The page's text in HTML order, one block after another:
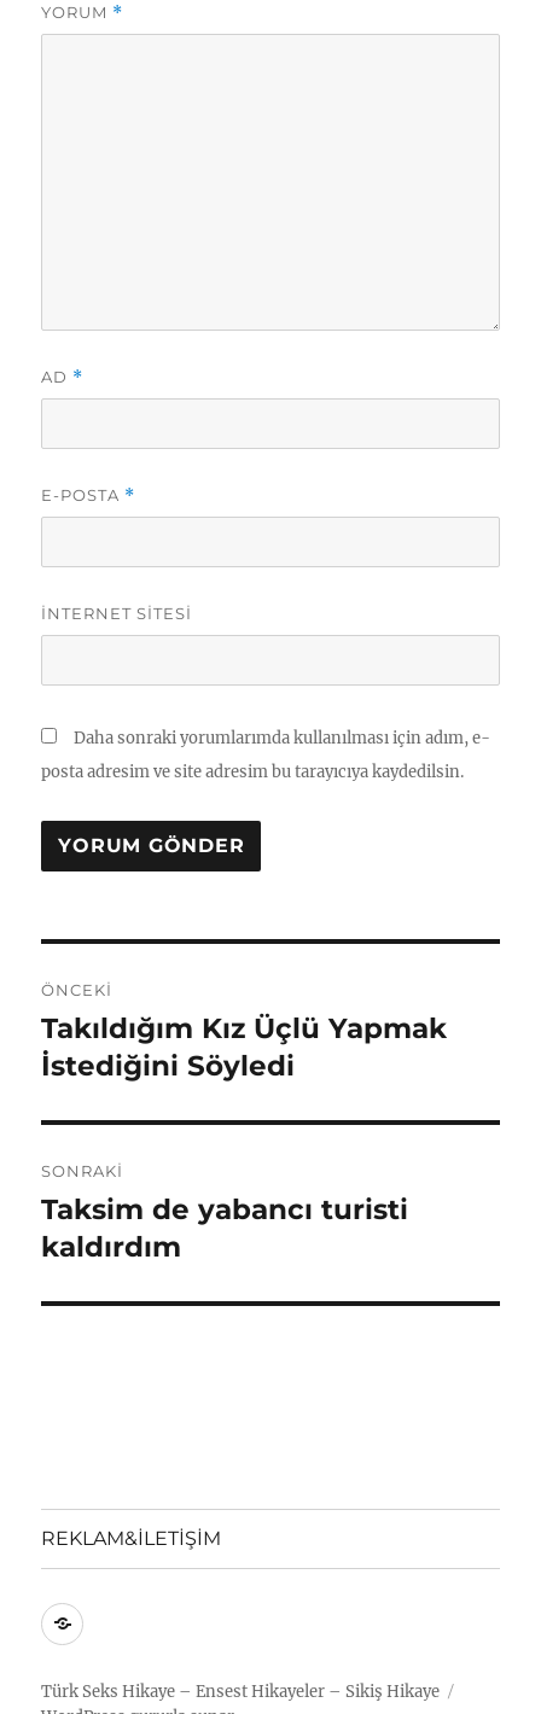
YORUM *
AD *
E-POSTA *
İNTERNET SITESI
Daha sonraki yorumlarımda kullanılması için adım, e-
posta adresim ve site adresim bu tarayıcıya kaydedilsin.
gezinmesi
ÖNCEKI
Önceki
yazı:
Takıldığım Kız Üçlü Yapmak
İstediğini Söyledi
SONRAKI
Sonraki
yazı:
Taksim de yabancı turisti
kaldırdım
REKLAM&İLETİŞİM
REKLAM&İLETİŞİM
Türk Seks Hikaye – Ensest Hikayeler – Sikiş Hikaye